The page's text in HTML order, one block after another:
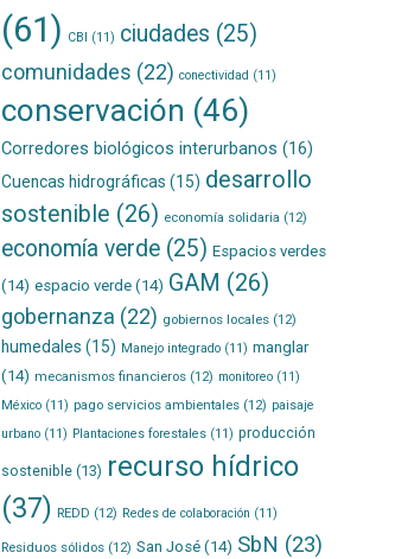
(61) CBI (11) ciudades (25)
comunidades (22) conectividad (11)
conservación (46)
Corredores biológicos interurbanos (16)
Cuencas hidrográficas (15) desarrollo
sostenible (26) economía solidaria (12)
economía verde(25) Espacios verdes
(14) espacio verde(14) GAM (26)
gobernanza (22) gobiernos locales(12)
humedales (15) Manejo integrado(11) manglar
(14) mecanismos financieros(12) monitoreo(11)
México(11) pago servicios ambientales(12) paisaje
urbano(11) Plantaciones forestales(11) producción
sostenible(13) recurso hídrico
(37) REDD (12) Redes de colaboración (11)
Residuos sólidos(12) San José(14) SbN (23)